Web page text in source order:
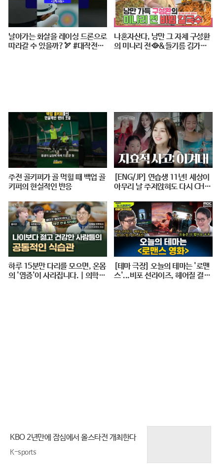
날아가는 화살을 레이싱 드론으로
따라갈 수 있을까?🏹 #대작전X1
나혼자산다, 낭만 그 자체 구성환
의 미나리 전🥘&들기름 김가루
주전 골키퍼가 골 먹힐 때 백업 골
키퍼의 현실적인 반응
[ENG/JP] 연습생 11년! 세상이
아무리 날 주저앉혀도 다시 CHE
| 아주 사적인 미술관 EP. 06 / 1
4F
하루 15분만 다리를 모으면, 온몸
의 '염증'이 사라집니다. | 의학박
[테마 극장] 오늘의 테마는 '로맨
스'...비포 선라이즈, 헤어질 결심,
KBO 2년만에 잠심에서 올스타전 개최한다
K-sports